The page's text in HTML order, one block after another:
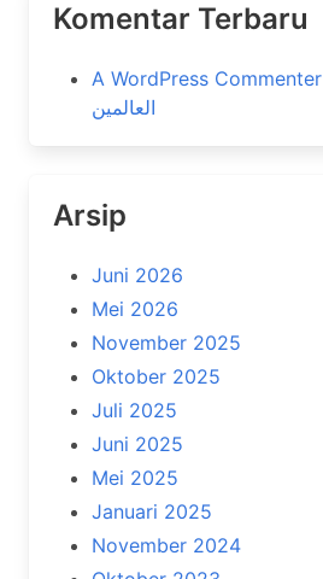
Komentar Terbaru
A WordPress Commenter
العالمين
Arsip
Juni 2026
Mei 2026
November 2025
Oktober 2025
Juli 2025
Juni 2025
Mei 2025
Januari 2025
November 2024